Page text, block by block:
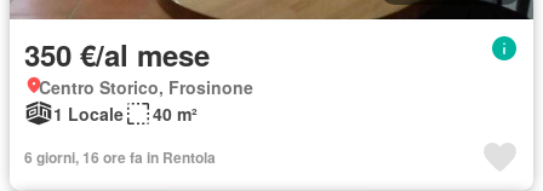
350 €/al mese
Centro Storico, Frosinone
1 Locale
40 m²
6 giorni, 16 ore fa in Rentola